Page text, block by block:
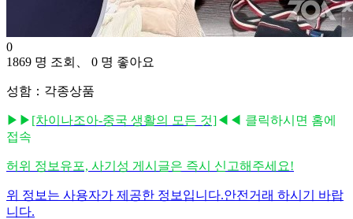
0
1869 명 조회、 0 명 좋아요
성함：각종상품
▶▶ [차이나조아-중국 생활의 모든 것]◀◀ 클릭하시면 홈에
접속
허위 정보유포, 사기성 게시글은 즉시 신고해주세요!
위 정보는 사용자가 제공한 정보입니다.안전거래 하시기 바랍
니다.